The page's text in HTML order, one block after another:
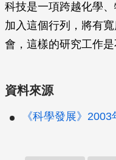
科技是一項跨越化學
加入這個行列，將有
會，這樣的研究工作
資料來源
《科學發展》